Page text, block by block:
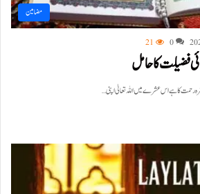
مضامین
0
21
فضلیت کا حامل
رحمت کا ہے اس عشرے میں اللہ تعالیٰ اپنی…